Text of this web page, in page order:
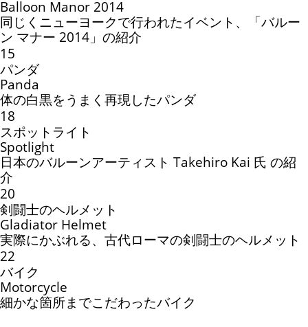
Balloon Manor 2014
同じくニューヨークで行われたイベント、「バルー
ン マナー 2014」の紹介
15
パンダ
Panda
体の白黒をうまく再現したパンダ
18
スポットライト
Spotlight
日本のバルーンアーティスト Takehiro Kai 氏 の紹
介
20
剣闘士のヘルメット
Gladiator Helmet
実際にかぶれる、古代ローマの剣闘士のヘルメット
22
バイク
Motorcycle
細かな箇所までこだわったバイク